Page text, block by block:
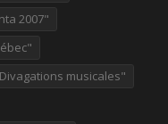
2007"
musicales"